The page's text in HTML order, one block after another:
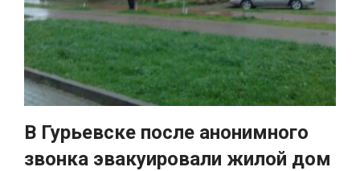
В Гурьевске после анонимного
звонка эвакуировали жилой дом